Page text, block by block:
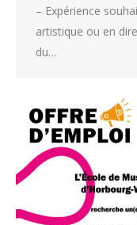
– Expérience
artistique ou en
du…